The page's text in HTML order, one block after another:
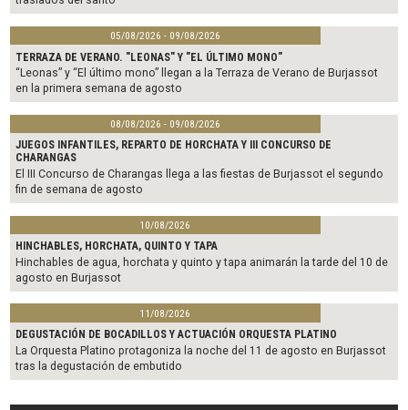
05/08/2026 - 09/08/2026
TERRAZA DE VERANO. "LEONAS" Y "EL ÚLTIMO MONO"
“Leonas” y “El último mono” llegan a la Terraza de Verano de Burjassot
en la primera semana de agosto
08/08/2026 - 09/08/2026
JUEGOS INFANTILES, REPARTO DE HORCHATA Y III CONCURSO DE
CHARANGAS
El III Concurso de Charangas llega a las fiestas de Burjassot el segundo
fin de semana de agosto
10/08/2026
HINCHABLES, HORCHATA, QUINTO Y TAPA
Hinchables de agua, horchata y quinto y tapa animarán la tarde del 10 de
agosto en Burjassot
11/08/2026
DEGUSTACIÓN DE BOCADILLOS Y ACTUACIÓN ORQUESTA PLATINO
La Orquesta Platino protagoniza la noche del 11 de agosto en Burjassot
tras la degustación de embutido